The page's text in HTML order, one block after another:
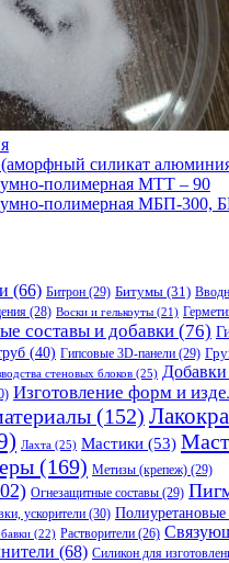
силикат
полимерная МТТ – 90
полимерная МБП-300,
(66) Битрон (29) Битумы (31)
(28) Воски и гелькоуты (21)
составы и добавки (76)
(40) Гипсовые 3D-панели (29)
стеновых блоков (25) Добавки
Изготовление форм и
(152)
Лахта (25) Мастики (53)
(169) Метизы (крепеж) (29)
Огнезащитные составы (29)
ускорители (30)
(22) Растворители (26)
(68) Силикон для